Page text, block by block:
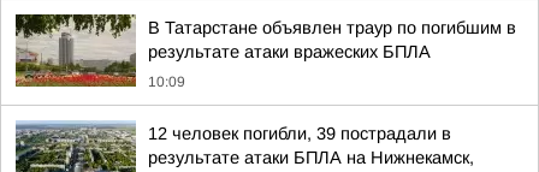
В Татарстане объявлен траур по погибшим в
результате атаки вражеских БПЛА
10:09
12 человек погибли, 39 пострадали в
результате атаки БПЛА на Нижнекамск,